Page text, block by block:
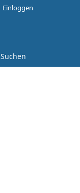
Suchen
Einloggen